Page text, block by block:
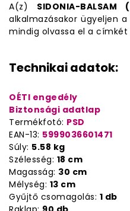
A(z) SIDONIA-
alkalmazásakor ügyeljen
mindig olvassa el a
Technikai adatok:
OÉTI engedély
Biztonsági adatlap
Termékfotó: PSD
EAN-13: 5999036601471
Súly: 5.58 kg
Szélesség: 18 cm
Magasság: 30 cm
Mélység: 13 cm
Gyűjtő csomagolás: 1 db